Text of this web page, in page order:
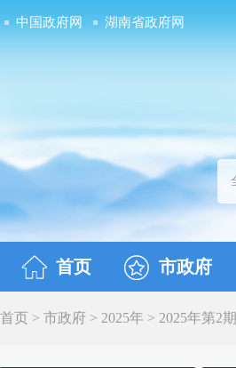
中国政府网 湖南省政府网
首页 市政府
首页 > 市政府 > 2025年 > 2025年第2期